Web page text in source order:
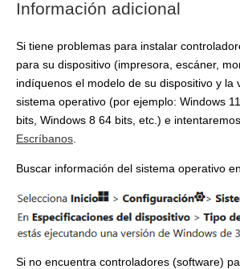
Información adicional
Si tiene problemas para instalar
para su dispositivo (impresora, escáner,
indíquenos el modelo de su dispositivo y la
sistema operativo (por ejemplo: Windows
bits, Windows 8 64 bits, etc.) e
Escríbanos
Buscar información del sistema operativo
Si no encuentra controladores (software)